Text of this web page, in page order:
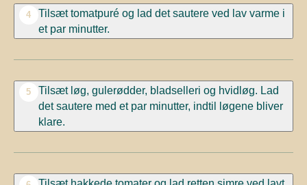
4
Tilsæt tomatpuré og lad det sautere ved lav varme i
et par minutter.
5
Tilsæt løg, gulerødder, bladselleri og hvidløg. Lad
det sautere med et par minutter, indtil løgene bliver
klare.